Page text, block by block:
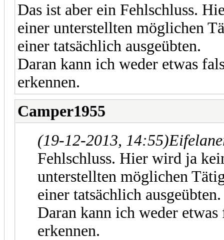
Das ist aber ein Fehlschluss.
einer unterstellten möglichen
einer tatsächlich ausgeübten.
Daran kann ich weder etwas
erkennen.
Camper1955
(19-12-2013, 14:55)
Fehlschluss. Hier wird ja
unterstellten möglichen
einer tatsächlich ausgeübten.
Daran kann ich weder
erkennen.